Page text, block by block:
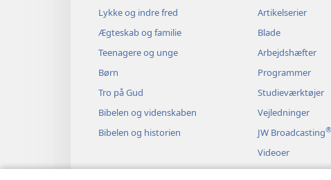
Lykke og indre fred
Ægteskab og familie
Teenagere og unge
Børn
Tro på Gud
Bibelen og videnskaben
Bibelen og historien
Artikelserier
Blade
Arbejdshæfter
Programmer
Studieværktøjer
Vejledninger
JW Broadcasting®
Videoer
Musik